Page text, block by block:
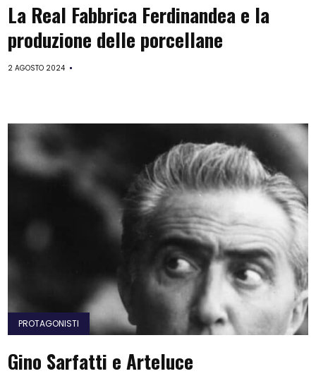
La Real Fabbrica Ferdinandea e la
produzione delle porcellane
2 AGOSTO 2024
PROTAGONISTI
Gino Sarfatti e Arteluce